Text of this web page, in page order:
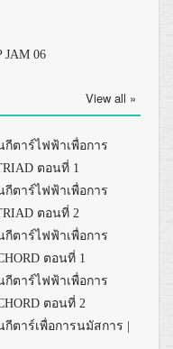
JAM 06
View all »
กีตาร์ไฟฟ้าเพื่อการ
ตอนที่ 1
กีตาร์ไฟฟ้าเพื่อการ
ตอนที่ 2
กีตาร์ไฟฟ้าเพื่อการ
ตอนที่ 1
กีตาร์ไฟฟ้าเพื่อการ
ตอนที่ 2
กีตาร์เพื่อการนมัสการ |